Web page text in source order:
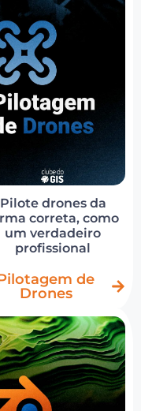
Pilote drones da
correta, como
um verdadeiro
profissional
de
Drones